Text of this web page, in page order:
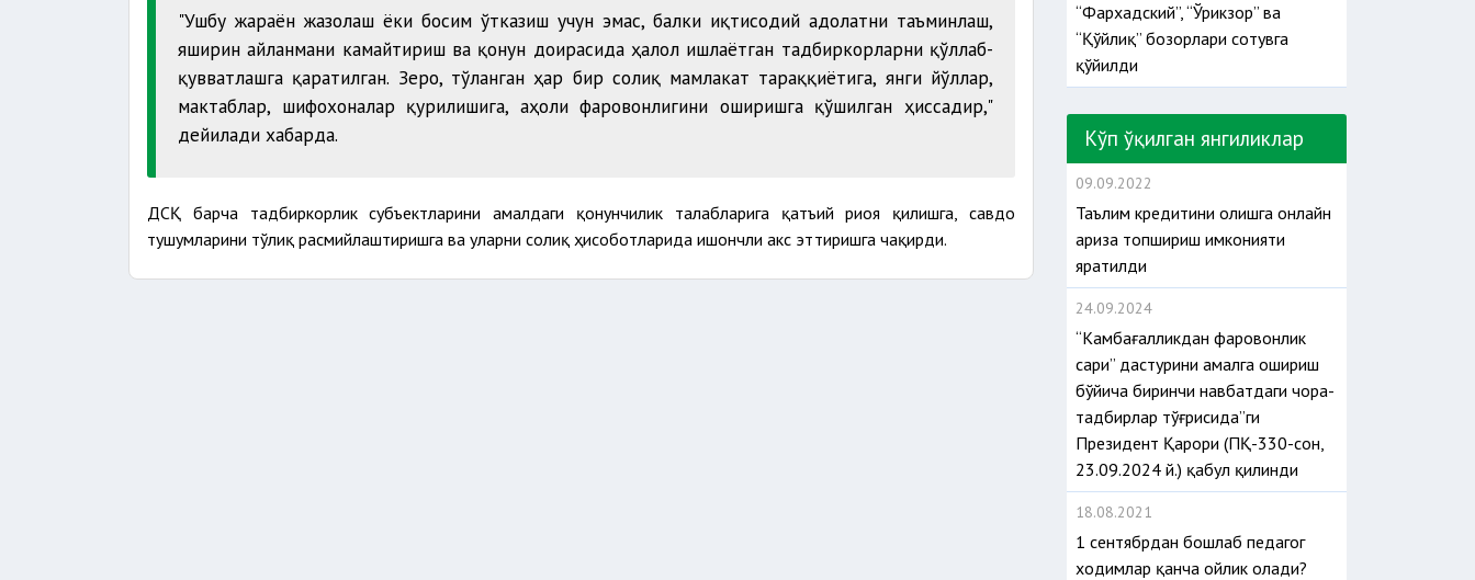
"Ушбу жараён жазолаш ёки босим ўтказиш учун эмас, балки иқтисодий адолатни таъминлаш,
яширин айланмани камайтириш ва қонун доирасида ҳалол ишлаётган тадбиркорларни қўллаб-
қувватлашга қаратилган. Зеро, тўланган ҳар бир солиқ мамлакат тараққиётига, янги йўллар,
мактаблар, шифохоналар қурилишига, аҳоли фаровонлигини оширишга қўшилган ҳиссадир,"
дейилади хабарда.
ДСҚ барча тадбиркорлик субъектларини амалдаги қонунчилик талабларига қатъий риоя қилишга, савдо
тушумларини тўлиқ расмийлаштиришга ва уларни солиқ ҳисоботларида ишончли акс эттиришга чақирди.
“Фархадский”, “Ўрикзор” ва
“Қўйлиқ” бозорлари сотувга
қўйилди
Кўп ўқилган янгиликлар
09.09.2022
Таълим кредитини олишга онлайн
ариза топшириш имконияти
яратилди
24.09.2024
“Камбағалликдан фаровонлик
сари” дастурини амалга ошириш
бўйича биринчи навбатдаги чора-
тадбирлар тўғрисида”ги
Президент Қарори (ПҚ-330-сон,
23.09.2024 й.) қабул қилинди
18.08.2021
1 сентябрдан бошлаб педагог
ходимлар қанча ойлик олади?